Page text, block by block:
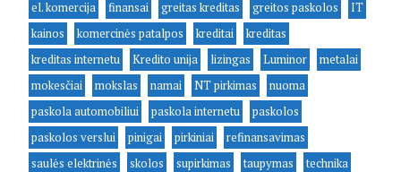
el. komercija
finansai greitas kreditas greitos paskolos
IT
kainos
komercinės patalpos kreditai
kreditas
kreditas internetu
Kredito unija lizingas Luminor
metalai
mokesčiai
mokslas namai NT pirkimas
nuoma
paskola automobiliui
paskola internetu
paskolos
paskolos verslui
pinigai pirkiniai
refinansavimas
saulės elektrinės
skolos supirkimas taupymas
technika